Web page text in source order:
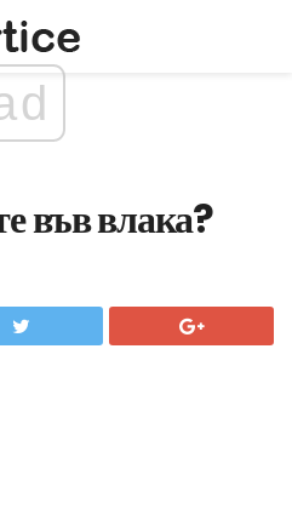
във влака?